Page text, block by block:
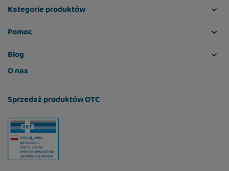
Kategorie produktów
Pomoc
Blog
O nas
Sprzedaż produktów OTC